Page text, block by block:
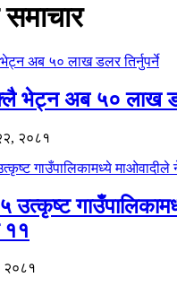
भेट्न अब ५० लाख
२०८१
उत्कृष्ट
११
२०८१